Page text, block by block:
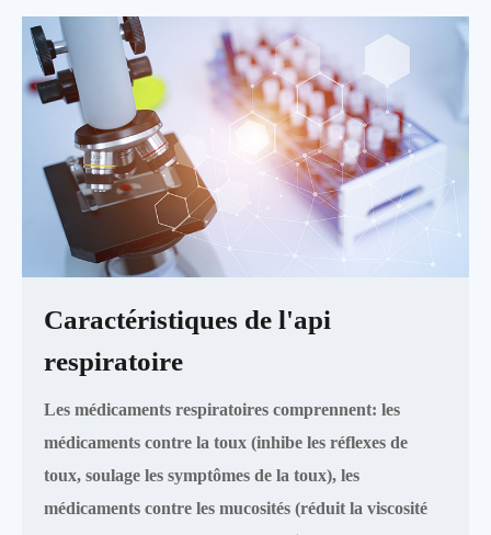
Caractéristiques de l'api
respiratoire
Les médicaments respiratoires comprennent: les
médicaments contre la toux (inhibe les réflexes de
toux, soulage les symptômes de la toux), les
médicaments contre les mucosités (réduit la viscosité